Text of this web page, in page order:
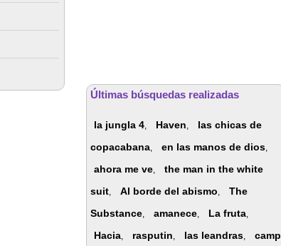
Últimas búsquedas realizadas
la jungla 4, Haven,
las chicas de
copacabana, en las manos de dios,
ahora me ve,
the man in the white
suit, Al borde del abismo,
The
Substance, amanece, La fruta,
Hacia, rasputin, las leandras, camp